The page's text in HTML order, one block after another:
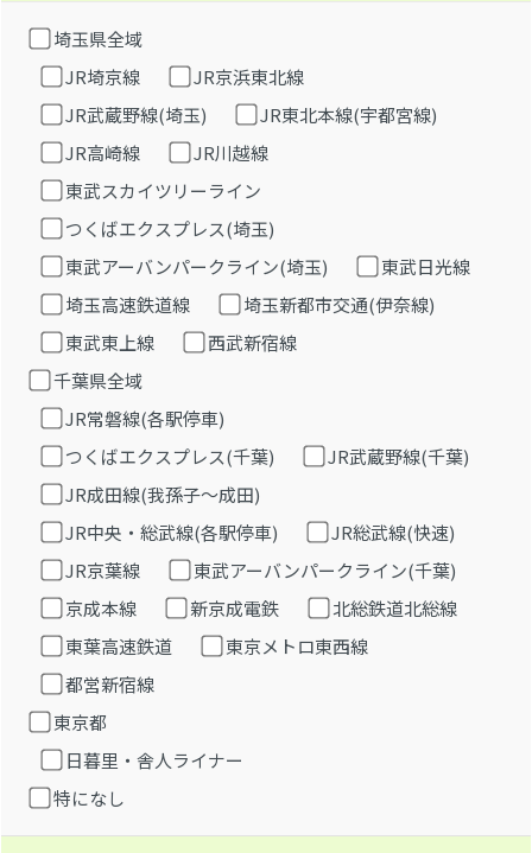
埼玉県全域
JR埼京線
JR京浜東北線
JR武蔵野線(埼玉)
JR東北本線(宇都宮線)
JR高崎線
JR川越線
東武スカイツリーライン
つくばエクスプレス(埼玉)
東武アーバンパークライン(埼玉)
東武日光線
埼玉高速鉄道線
埼玉新都市交通(伊奈線)
東武東上線
西武新宿線
千葉県全域
JR常磐線(各駅停車)
つくばエクスプレス(千葉)
JR武蔵野線(千葉)
JR成田線(我孫子～成田)
JR中央・総武線(各駅停車)
JR総武線(快速)
JR京葉線
東武アーバンパークライン(千葉)
京成本線
新京成電鉄
北総鉄道北総線
東葉高速鉄道
東京メトロ東西線
都営新宿線
東京都
日暮里・舎人ライナー
特になし